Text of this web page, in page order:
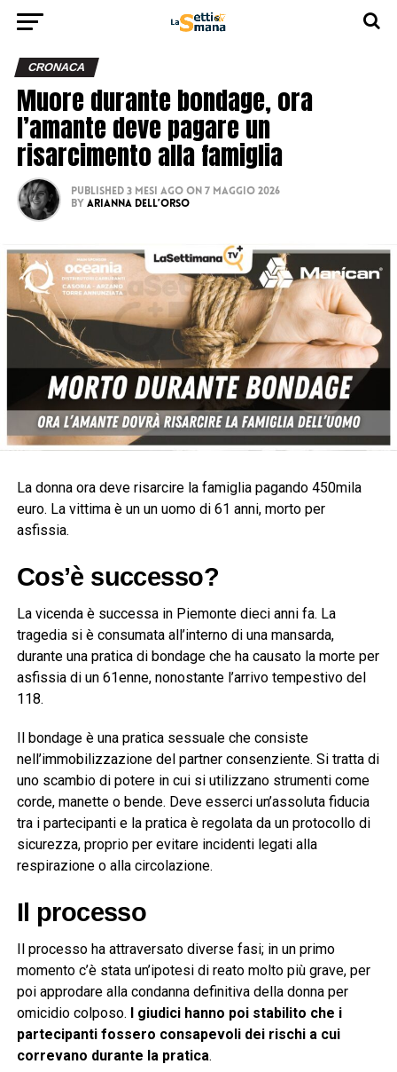
CRONACA
Muore durante bondage, ora
l’amante deve pagare un
risarcimento alla famiglia
Published 3 mesi ago on 7 Maggio 2026
By Arianna Dell’Orso
La donna ora deve risarcire la famiglia pagando 450mila
euro. La vittima è un un uomo di 61 anni, morto per
asfissia.
Cos’è successo?
La vicenda è successa in Piemonte dieci anni fa. La
tragedia si è consumata all’interno di una mansarda,
durante una pratica di bondage che ha causato la morte per
asfissia di un 61enne, nonostante l’arrivo tempestivo del
118.
Il bondage è una pratica sessuale che consiste
nell’immobilizzazione del partner consenziente. Si tratta di
uno scambio di potere in cui si utilizzano strumenti come
corde, manette o bende. Deve esserci un’assoluta fiducia
tra i partecipanti e la pratica è regolata da un protocollo di
sicurezza, proprio per evitare incidenti legati alla
respirazione o alla circolazione.
Il processo
Il processo ha attraversato diverse fasi; in un primo
momento c’è stata un’ipotesi di reato molto più grave, per
poi approdare alla condanna definitiva della donna per
omicidio colposo. I giudici hanno poi stabilito che i
partecipanti fossero consapevoli dei rischi a cui
correvano durante la pratica.